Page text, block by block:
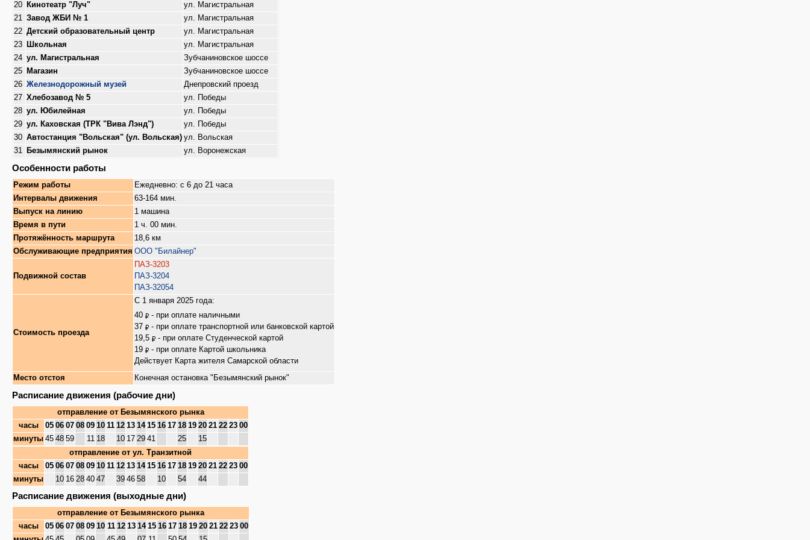
20
Кинотеатр "Луч"
ул. Магистральная
21 Завод ЖБИ № 1
ул. Магистральная
22 Детский образовательный центр
ул. Магистральная
23
Школьная
ул. Магистральная
24 ул. Магистральная
Зубчаниновское шоссе
25
Магазин
Зубчаниновское шоссе
26 Железнодорожный музей
Днепровский проезд
27 Хлебозавод № 5
ул. Победы
28 ул. Юбилейная
ул. Победы
29 ул. Каховская (ТРК "Вива Лэнд")
ул. Победы
30 Автостанция "Вольская" (ул. Вольская) ул. Вольская
31
Безымянский рынок ул. Воронежская
Особенности работы
Режим работы
Ежедневно: с 6 до 21 часа
Интервалы движения
63-164 мин.
Выпуск на линию
1 машина
Время в пути
1 ч. 00 мин.
Протяжённость маршрута
18,6 км
Обслуживающие предприятия ООО "Билайнер"
Подвижной состав
ПАЗ-3203
ПАЗ-3204
ПАЗ-32054
Стоимость проезда
С 1 января 2025 года:
40
- при оплате наличными
37
- при оплате транспортной или банковской картой
19,5
- при оплате Студенческой картой
19
- при оплате Картой школьника
Действует Карта жителя Самарской области
Место отстоя
Конечная остановка "Безымянский рынок"
Расписание движения (рабочие дни)
отправление от Безымянского рынка
часы
05 06 07 08 09 10 11 12 13 14 15 16 17 18 19 20 21 22 23 00
минуты 45 48 59 11 18 10 17 29 41 25
15
отправление от ул. Транзитной
часы
05 06 07 08 09 10 11 12 13 14 15 16 17 18 19 20 21 22 23 00
минуты
10 16 28 40 47 39 46 58 10 54 44
Расписание движения (выходные дни)
отправление от Безымянского рынка
часы
05 06 07 08 09 10 11 12 13 14 15 16 17 18 19 20 21 22 23 00